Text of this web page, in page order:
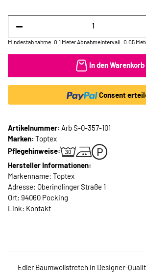
Mindestabnahme: 0.1 Meter Abnahmeintervall: 0.05
In den Warenkorb
Consent
Artikelnummer: Arb S-0-357-101
Marken: Toptex
Pflegehinweise:
Hersteller Informationen:
Markenname: Toptex
Adresse: Oberindlinger Straße 1
Ort: 94060 Pocking
Link: Kontakt
Edler Baumwollstretch in Designer-